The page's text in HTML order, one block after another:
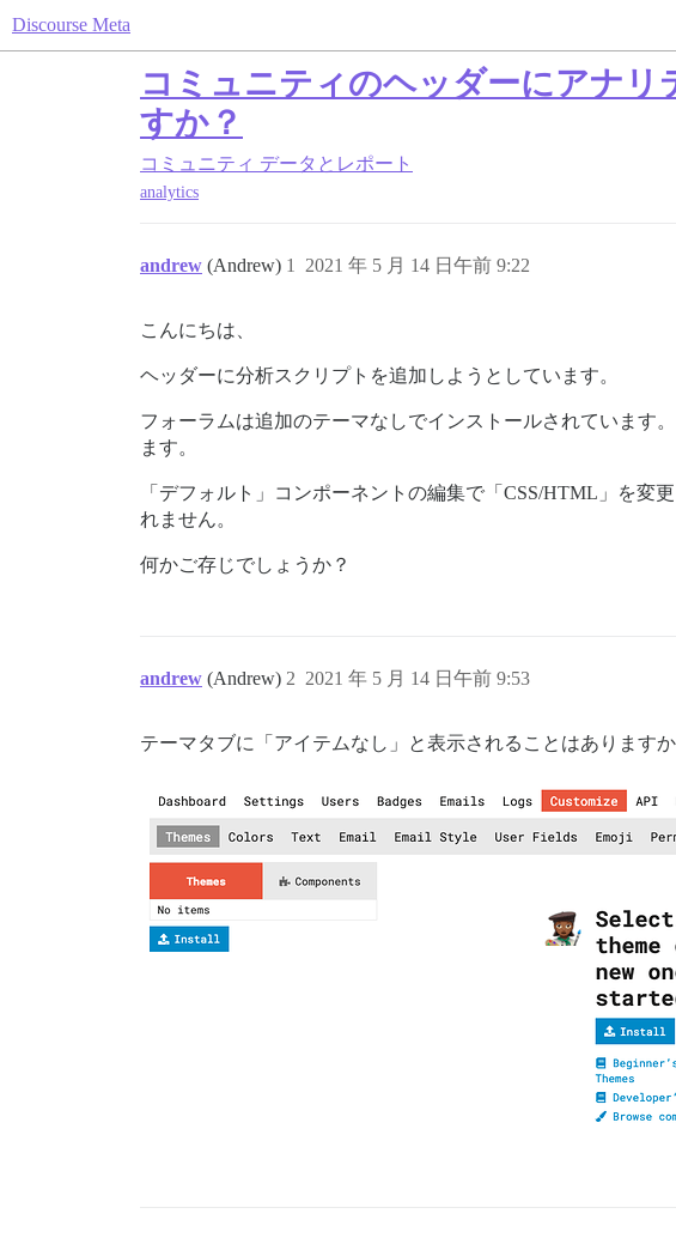
Discourse Meta
コミュニティのヘッダーにアナ
すか？
コミュニティ データとレポート
analytics
andrew (Andrew) 2021 年 5 月 14 日午前 9:22
1
こんにちは、
ヘッダーに分析スクリプトを追加しようとしています。
フォーラムは追加のテーマなしでインストールされています
ます。
「デフォルト」コンポーネントの編集で「CSS/HTML」を変
れません。
何かご存じでしょうか？
andrew (Andrew) 2021 年 5 月 14 日午前 9:53
2
テーマタブに「アイテムなし」と表示されることはあります